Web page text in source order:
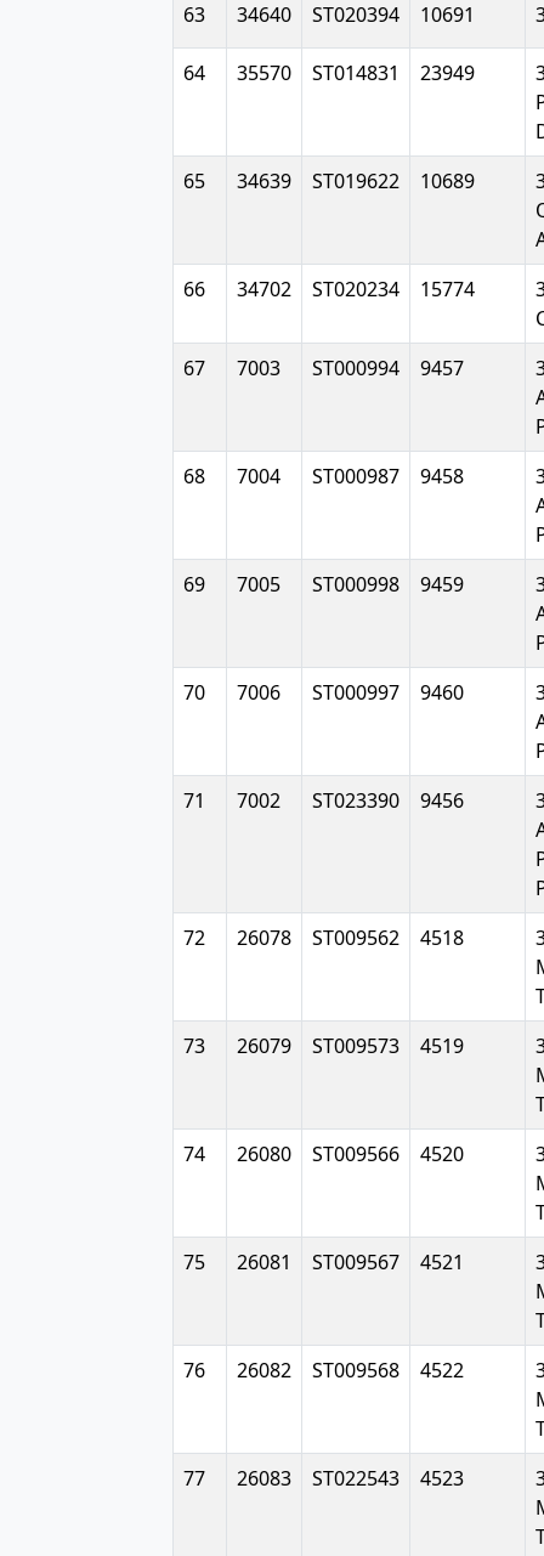
63
34640 ST020394 10691
64 35570 ST014831 23949
65
34639 ST019622 10689
66
34702 ST020234 15774
67
7003 ST000994 9457
68
7004 ST000987 9458
69
7005 ST000998 9459
70
7006 ST000997 9460
71
7002 ST023390 9456
72
26078 ST009562 4518
73
26079 ST009573 4519
74
26080 ST009566 4520
75
26081 ST009567 4521
76
26082 ST009568 4522
77
26083 ST022543 4523